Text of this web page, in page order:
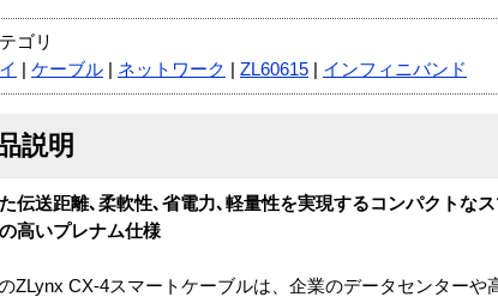
ゴリ
ケーブル ネットワーク ZL60615 インフィニバンド
説明
伝送距離､柔軟性､省電力､軽量性を実現するコンパクトな
高いプレナム仕様
ZLynx CX-4スマートケーブルは、企業のデータセンターや